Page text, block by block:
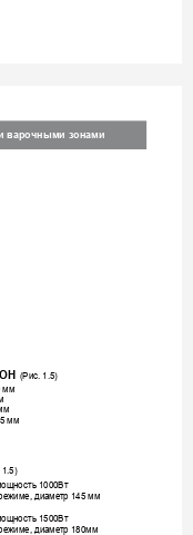
варочными зонами
(Рис. 1.5)
мм
мм
1.5)
1000Вт
диаметр 145 мм
1500Вт
диаметр 180мм